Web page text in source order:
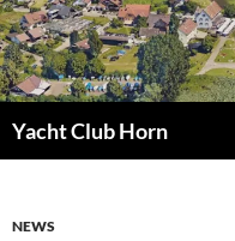
Zum
Inhalt
springen
Yacht Club Horn
NEWS